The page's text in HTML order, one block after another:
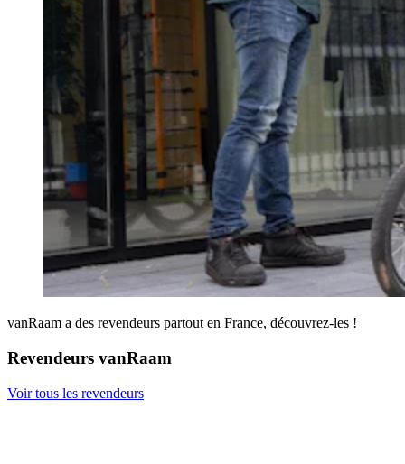
vanRaam a des revendeurs partout en France, découvrez-les !
Revendeurs vanRaam
Voir tous les revendeurs